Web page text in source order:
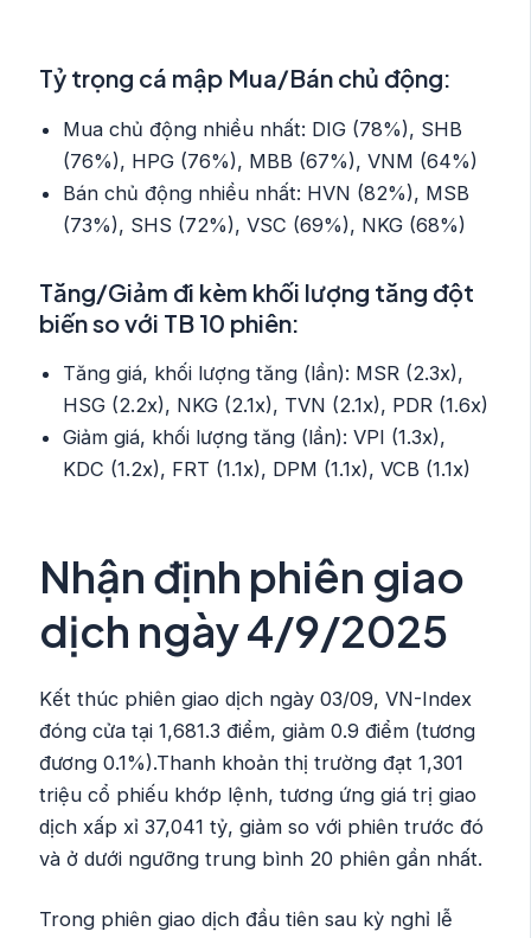
Tỷ trọng cá mập Mua/Bán chủ động:
Mua chủ động nhiều nhất: DIG (78%), SHB
(76%), HPG (76%), MBB (67%), VNM (64%)
Bán chủ động nhiều nhất: HVN (82%), MSB
(73%), SHS (72%), VSC (69%), NKG (68%)
Tăng/Giảm đi kèm khối lượng tăng đột
biến so với TB 10 phiên:
Tăng giá, khối lượng tăng (lần): MSR (2.3x),
HSG (2.2x), NKG (2.1x), TVN (2.1x), PDR (1.6x)
Giảm giá, khối lượng tăng (lần): VPI (1.3x),
KDC (1.2x), FRT (1.1x), DPM (1.1x), VCB (1.1x)
Nhận định phiên giao
dịch ngày 4/9/2025
Kết thúc phiên giao dịch ngày 03/09, VN-Index
đóng cửa tại 1,681.3 điểm, giảm 0.9 điểm (tương
đương 0.1%).Thanh khoản thị trường đạt 1,301
triệu cổ phiếu khớp lệnh, tương ứng giá trị giao
dịch xấp xỉ 37,041 tỷ, giảm so với phiên trước đó
và ở dưới ngưỡng trung bình 20 phiên gần nhất.
Trong phiên giao dịch đầu tiên sau kỳ nghỉ lễ